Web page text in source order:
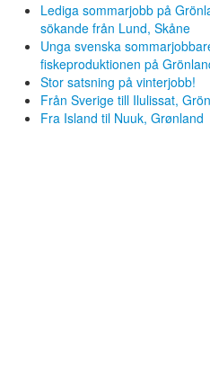
Lediga sommarjobb på
sökande från Lund, Skåne
Unga svenska
fiskeproduktionen på
Stor satsning på vinterjobb!
Från Sverige till Ilulissat,
Fra Island til Nuuk, Grønland